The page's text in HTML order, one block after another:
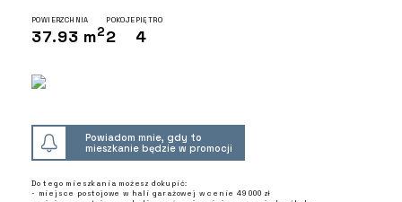
POWIERZCHNIA
37.93 m2
POKOJE
2
PIĘTRO
4
Powiadom mnie, gdy to
mieszkanie będzie w promocji
Do tego mieszkania możesz dokupić:
- miejsce postojowe w hali garażowej w cenie 49 000 zł